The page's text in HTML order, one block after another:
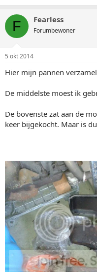
F Fearless
Forumbewoner
5 okt 2014
Hier mijn pannen
De middelste moest ik
De bovenste zat aan de
keer bijgekocht. Maar is